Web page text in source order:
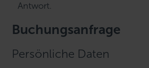
Antwort.
Buchungsanfrage
Persönliche Daten